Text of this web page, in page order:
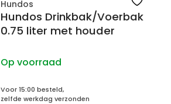
Hundos
Hundos Drinkbak/Voerbak
0.75 liter met houder
Op voorraad
Voor 15:00 besteld,
zelfde werkdag verzonden